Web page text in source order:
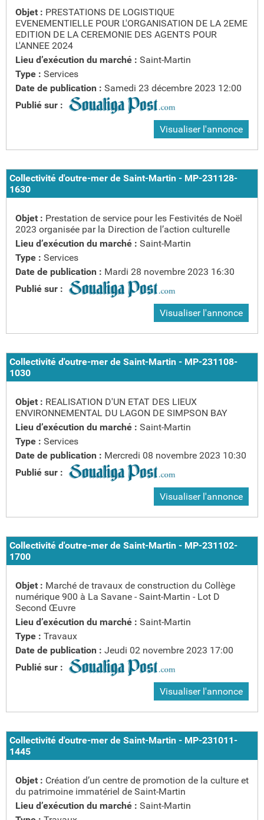
Objet : PRESTATIONS DE LOGISTIQUE
EVENEMENTIELLE POUR L'ORGANISATION DE LA 2EME
EDITION DE LA CEREMONIE DES AGENTS POUR
L'ANNEE 2024
Lieu d’exécution du marché : Saint-Martin
Type : Services
Date de publication : Samedi 23 décembre 2023 12:00
Publié sur :
Visualiser l'annonce
Collectivité d'outre-mer de Saint-Martin - MP-231128-
1630
Objet : Prestation de service pour les Festivités de Noël
2023 organisée par la Direction de l’action culturelle
Lieu d’exécution du marché : Saint-Martin
Type : Services
Date de publication : Mardi 28 novembre 2023 16:30
Publié sur :
Visualiser l'annonce
Collectivité d'outre-mer de Saint-Martin - MP-231108-
1030
Objet : REALISATION D'UN ETAT DES LIEUX
ENVIRONNEMENTAL DU LAGON DE SIMPSON BAY
Lieu d’exécution du marché : Saint-Martin
Type : Services
Date de publication : Mercredi 08 novembre 2023 10:30
Publié sur :
Visualiser l'annonce
Collectivité d'outre-mer de Saint-Martin - MP-231102-
1700
Objet : Marché de travaux de construction du Collège
numérique 900 à La Savane - Saint-Martin - Lot D
Second Œuvre
Lieu d’exécution du marché : Saint-Martin
Type : Travaux
Date de publication : Jeudi 02 novembre 2023 17:00
Publié sur :
Visualiser l'annonce
Collectivité d'outre-mer de Saint-Martin - MP-231011-
1445
Objet : Création d’un centre de promotion de la culture et
du patrimoine immatériel de Saint-Martin
Lieu d’exécution du marché : Saint-Martin